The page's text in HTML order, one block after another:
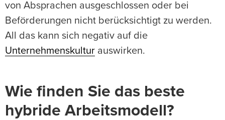
von Absprachen ausgeschlossen oder bei
Beförderungen nicht berücksichtigt zu werden.
All das kann sich negativ auf die
Unternehmenskultur auswirken.
Wie finden Sie das beste
hybride Arbeitsmodell?